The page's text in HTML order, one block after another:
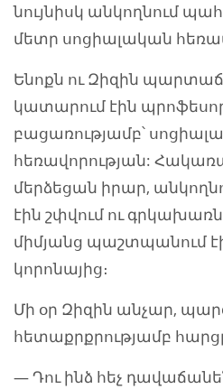
նույնիսկ անկողնում
մետր սոցիալական
Ենոքն ու Զիզին
կատարում էին
բացառությամբ՝
հեռավորության:
մերձեցան իրար,
էին շփվում ու
միմյանց պաշտպանում
կորոնայից։
Մի օր Զիզին անչար,
հետաքրքրությամբ
— Դու ինձ հեչ